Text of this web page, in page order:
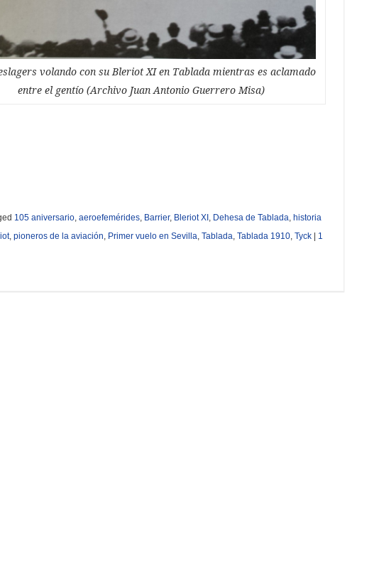
volando con su Bleriot XI en Tablada mientras es aclamado
entre el gentío (Archivo Juan Antonio Guerrero Misa)
105 aniversario, aeroefemérides, Barrier, Bleriot XI, Dehesa de Tablada, historia
, pioneros de la aviación, Primer vuelo en Sevilla, Tablada, Tablada 1910, Tyck | 1